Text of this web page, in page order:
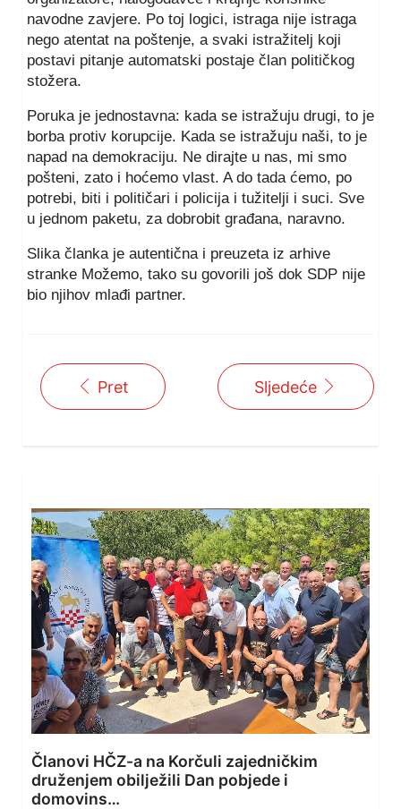
navodne zavjere. Po toj logici, istraga nije istraga
nego atentat na poštenje, a svaki istražitelj koji
postavi pitanje automatski postaje član političkog
stožera.
Poruka je jednostavna: kada se istražuju drugi, to je
borba protiv korupcije. Kada se istražuju naši, to je
napad na demokraciju. Ne dirajte u nas, mi smo
pošteni, zato i hoćemo vlast. A do tada ćemo, po
potrebi, biti i političari i policija i tužitelji i suci. Sve
u jednom paketu, za dobrobit građana, naravno.
Slika članka je autentična i preuzeta iz arhive
stranke Možemo, tako su govorili još dok SDP nije
bio njihov mlađi partner.
Pret Sljedeće
Članovi HČZ-a na Korčuli zajedničkim
druženjem obilježili Dan pobjede i
domovins…